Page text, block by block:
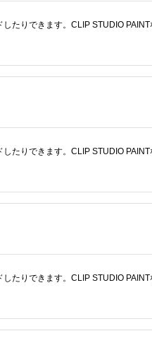
たりできます。CLIP STUDIO
たりできます。CLIP STUDIO
たりできます。CLIP STUDIO